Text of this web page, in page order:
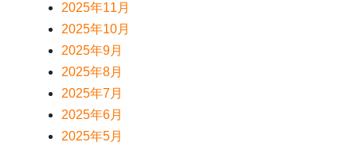
2025年11月
2025年10月
2025年9月
2025年8月
2025年7月
2025年6月
2025年5月